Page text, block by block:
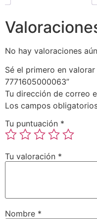
No hay valoraciones
Sé el primero en
7771605000063”
Tu dirección de correo
Los campos
Tu puntuación *
Tu valoración *
Nombre *